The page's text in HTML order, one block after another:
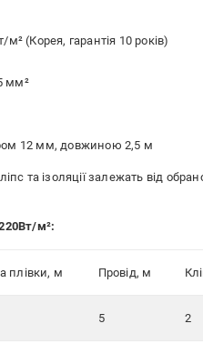
(Корея, гарантія 10 років)
мм²
12 мм, довжиною 2,5 м
та ізоляції залежать від
м²:
плівки, м Провід, м
5 2